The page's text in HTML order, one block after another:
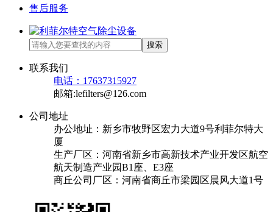
售后服务
搜索
联系我们
电话：17637315927
邮箱:lefilters@126.com
公司地址
办公地址：新乡市牧野区宏力大道9号利菲尔特大
厦
生产厂区：河南省新乡市高新技术产业开发区航空
航天制造产业园B1座、E3座
商丘公司厂区：河南省商丘市梁园区晨风大道1号